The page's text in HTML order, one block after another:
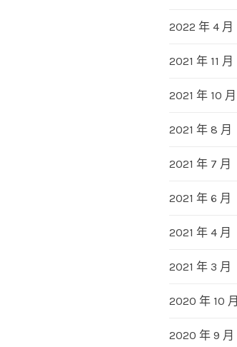
2022 年 4 月
2021 年 11 月
2021 年 10 月
2021 年 8 月
2021 年 7 月
2021 年 6 月
2021 年 4 月
2021 年 3 月
2020 年 10 月
2020 年 9 月